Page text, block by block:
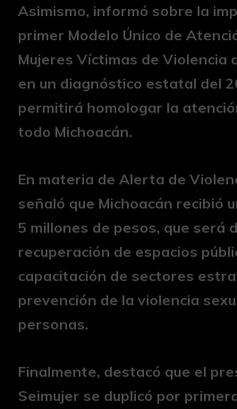
Asimismo, informó sobre la
primer Modelo Único de
Mujeres Víctimas de Violencia
en un diagnóstico estatal del
permitirá homologar la
todo Michoacán.
En materia de Alerta de
señaló que Michoacán recibió
5 millones de pesos, que será
recuperación de espacios
capacitación de sectores
prevención de la violencia
personas.
Finalmente, destacó que el
Seimujer se duplicó por